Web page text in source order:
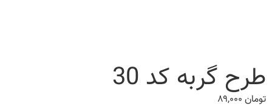
طرح گربه کد 30
تومان